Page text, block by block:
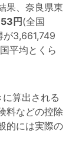
果、奈良県東
円(全国
が3,661,749
平均とくら
算出される
料などの控除
的には実際の